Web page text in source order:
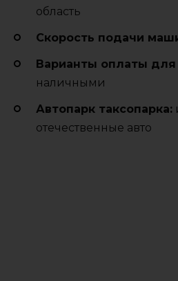
область
Cкорость подачи
Варианты оплаты для
наличными
Автопарк таксопарка:
отечественные авто